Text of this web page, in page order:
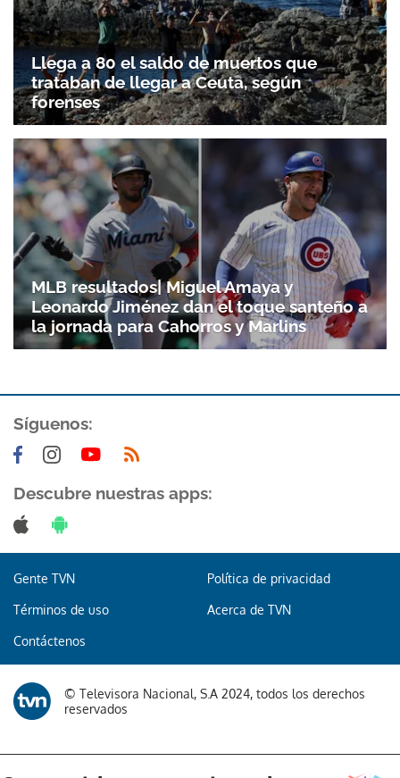
Llega a 80 el saldo de muertos que
trataban de llegar a Ceuta, según
forenses
MLB resultados| Miguel Amaya y
Leonardo Jiménez dan el toque santeño a
la jornada para Cahorros y Marlins
Síguenos:
Descubre nuestras apps:
Gente TVN Política de privacidad
Términos de uso Acerca de TVN
Contáctenos
© Televisora Nacional, S.A 2024, todos los derechos
reservados